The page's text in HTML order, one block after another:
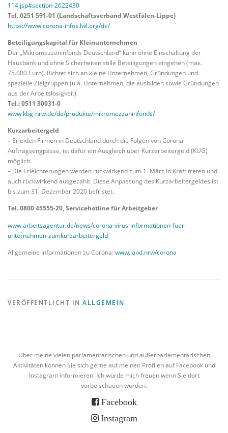
114.jsp#section-2622430
Tel. 0251 591-01 (Landschaftsverband Westfalen-Lippe)
https://www.corona-infos.lwl.org/de/
Beteiligungskapital für Kleinunternehmen
Der „Mikromezzaninfonds Deutschland“ kann ohne Einschaltung der
Hausbank und ohne Sicherheiten stille Beteiligungen eingehen (max.
75.000 Euro). Richtet sich an kleine Unternehmen, Gründungen und
spezielle Zielgruppen (u.a. Unternehmen, die ausbilden sowie Gründungen
aus der Arbeitslosigkeit).
Tel.: 0511 30031-0
www.kbg-nrw.de/de/produkte/mikromezzaninfonds/
Kurzarbeitergeld
– Erleiden Firmen in Deutschland durch die Folgen von Corona
Auftragsengpässe, ist dafür ein Ausgleich über Kurzarbeitergeld (KUG)
möglich.
– Die Erleichterungen werden rückwirkend zum 1. März in Kraft treten und
auch rückwirkend ausgezahlt. Diese Anpassung des Kurzarbeitergeldes ist
bis zum 31. Dezember 2020 befristet.
Tel. 0800 45555-20, Servicehotline für Arbeitgeber
www.arbeitsagentur.de/news/corona-virus-informationen-fuer-
unternehmen-zumkurzarbeitergeld
Allgemeine Informationen zu Corona:www.land.nrw/corona
VERÖFFENTLICHT IN ALLGEMEIN
Über meine vielen parlamentarischen und außerparlamentarischen
Aktivitäten können Sie sich gerne auf meinen Profilen auf Facebook und
Instagram informieren. Ich würde mich freuen wenn Sie dort
vorbeischauen würden.
Facebook
Instagram